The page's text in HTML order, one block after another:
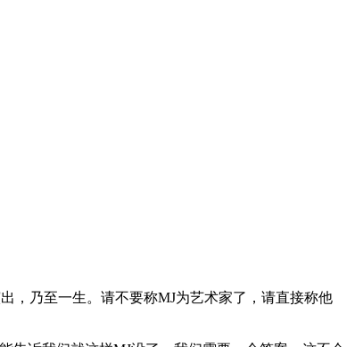
，乃至一生。请不要称MJ为艺术家了，请直接称他